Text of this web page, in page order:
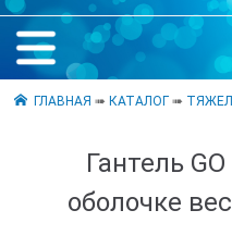
ГЛАВНАЯ ➠КАТАЛОГ ➠
Гантель
оболочке